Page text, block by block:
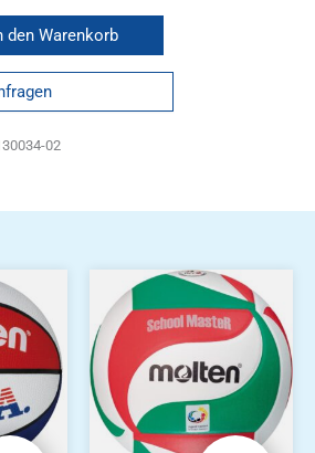
den Warenkorb
02